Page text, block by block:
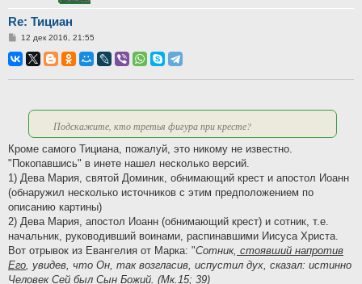
Re: Тициан
Сообщение
12 дек 2016, 21:55
Подскажите, кто третья фигура при кресте?
Кроме самого Тициана, пожалуй, это никому не известно.
"Покопавшись" в инете нашел несколько версий.
1) Дева Мария, святой Доминик, обнимающий крест и апостол Иоанн
(обнаружил несколько источников с этим предположением по
описанию картины)
2) Дева Мария, апостол Иоанн (обнимающий крест) и сотник, т.е.
начальник, руководивший воинами, распинавшими Иисуса Христа.
Вот отрывок из Евангелия от Марка: "Сотник, стоявший напротив
Его, увидев, что Он, так возгласив, испустил дух, сказал: истинно
Человек Сей был Сын Божий. (Мк.15; 39)